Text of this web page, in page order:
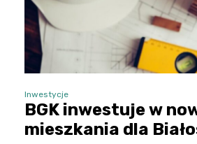
Inwestycje
BGK inwestuje w
mieszkania dla